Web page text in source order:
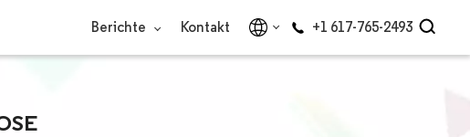
Berichte Kontakt +1 617-765-2493
(